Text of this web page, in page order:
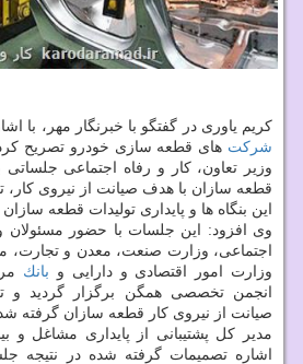
كریم یاوری در گفتگو با خبرنگار مهر، با
شركت های قطعه سازی خودرو تصریح
وزیر تعاون، كار و رفاه اجتماعی
قطعه سازان با هدف صیانت از نیروی كار،
این بنگاه ها و پایداری تولیدات قطعه
وی افزود: این جلسات با حضور مسئولان
اجتماعی، وزارت صنعت، معدن و تجارت،
وزارت امور اقتصادی و دارایی و بانك
انجمن تخصصی همگن برگزار گردید و
صیانت از نیروی كار قطعه سازان گرفته
مدیر كل پشتیبانی از پایداری مشاغل و
اشاره تصمیمات گرفته شده در نتیجه